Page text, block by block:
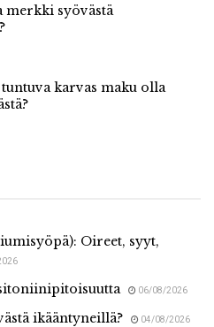
merkki syövästä
tuntuva karvas maku olla
Oireet, syyt,
06/08/2026
ikääntyneillä? 04/08/2026